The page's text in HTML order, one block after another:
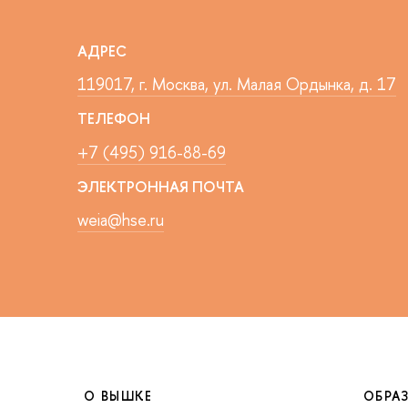
АДРЕС
119017, г. Москва, ул. Малая Ордынка, д. 17
ТЕЛЕФОН
+7 (495) 916-88-69
ЭЛЕКТРОННАЯ ПОЧТА
weia@hse.ru
О ВЫШКЕ